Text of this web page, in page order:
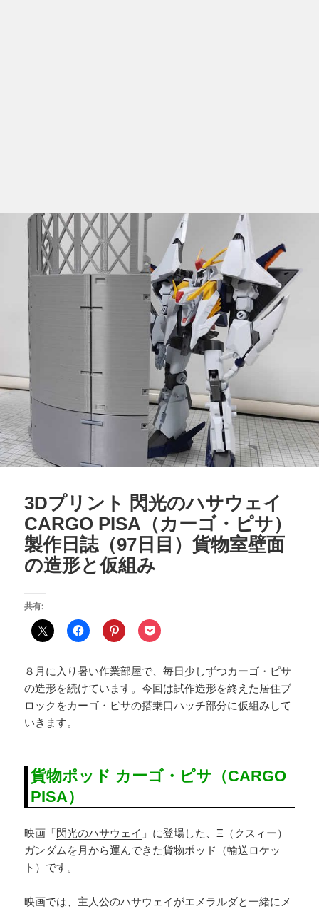
3Dプリント 閃光のハサウェイ
CARGO PISA（カーゴ・ピサ）
製作日誌（97日目）貨物室壁面
の造形と仮組み
共有:
８月に入り暑い作業部屋で、毎日少しずつカーゴ・ピサ
の造形を続けています。今回は試作造形を終えた居住ブ
ロックをカーゴ・ピサの搭乗口ハッチ部分に仮組みして
いきます。
貨物ポッド カーゴ・ピサ（CARGO
PISA）
映画「 閃光のハサウェイ 」に登場した、Ξ（クスィー）
ガンダムを月から運んできた貨物ポッド（輸送ロケッ
ト）です。
映画では、主人公のハサウェイがエメラルダと一緒にメ